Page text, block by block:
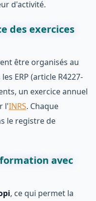
d'activité.
des exercices
être organisés au
ERP (article R4227-
un exercice annuel
l'INRS. Chaque
le registre de
avec
, ce qui permet la